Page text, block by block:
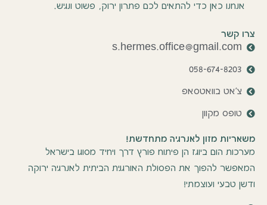
אנחנו כאן כדי להתאים לכם פתרון ירוק, פשוט ונגיש.
צרו קשר
s.hermes.office@gmail.com
058-674-8203
צ'אט בוואטסאפ
טופס מקוון
משאריות מזון לאנרגיה מתחדשת!
מערכות הום ביוגז הן פיתוח פורץ דרך ויחיד מסוגו בישראל
המאפשר להפוך את הפסולת האורגנית הביתית לאנרגיה ירוקה
ודשן טבעי ועוצמתי!